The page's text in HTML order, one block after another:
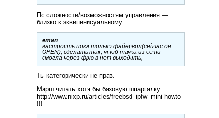
По сложности/возможностям управления —
близко к эквипенисуальному.
eman
настроить пока только файервол(сейчас он
OPEN), сделать так, чтоб тачка из сети
смогла через фрю в нет выходить,
Ты категорически не прав.
Марш читать хотя бы базовую шпаргалку:
http://www.nixp.ru/articles/freebsd_ipfw_mini-howto
!!!